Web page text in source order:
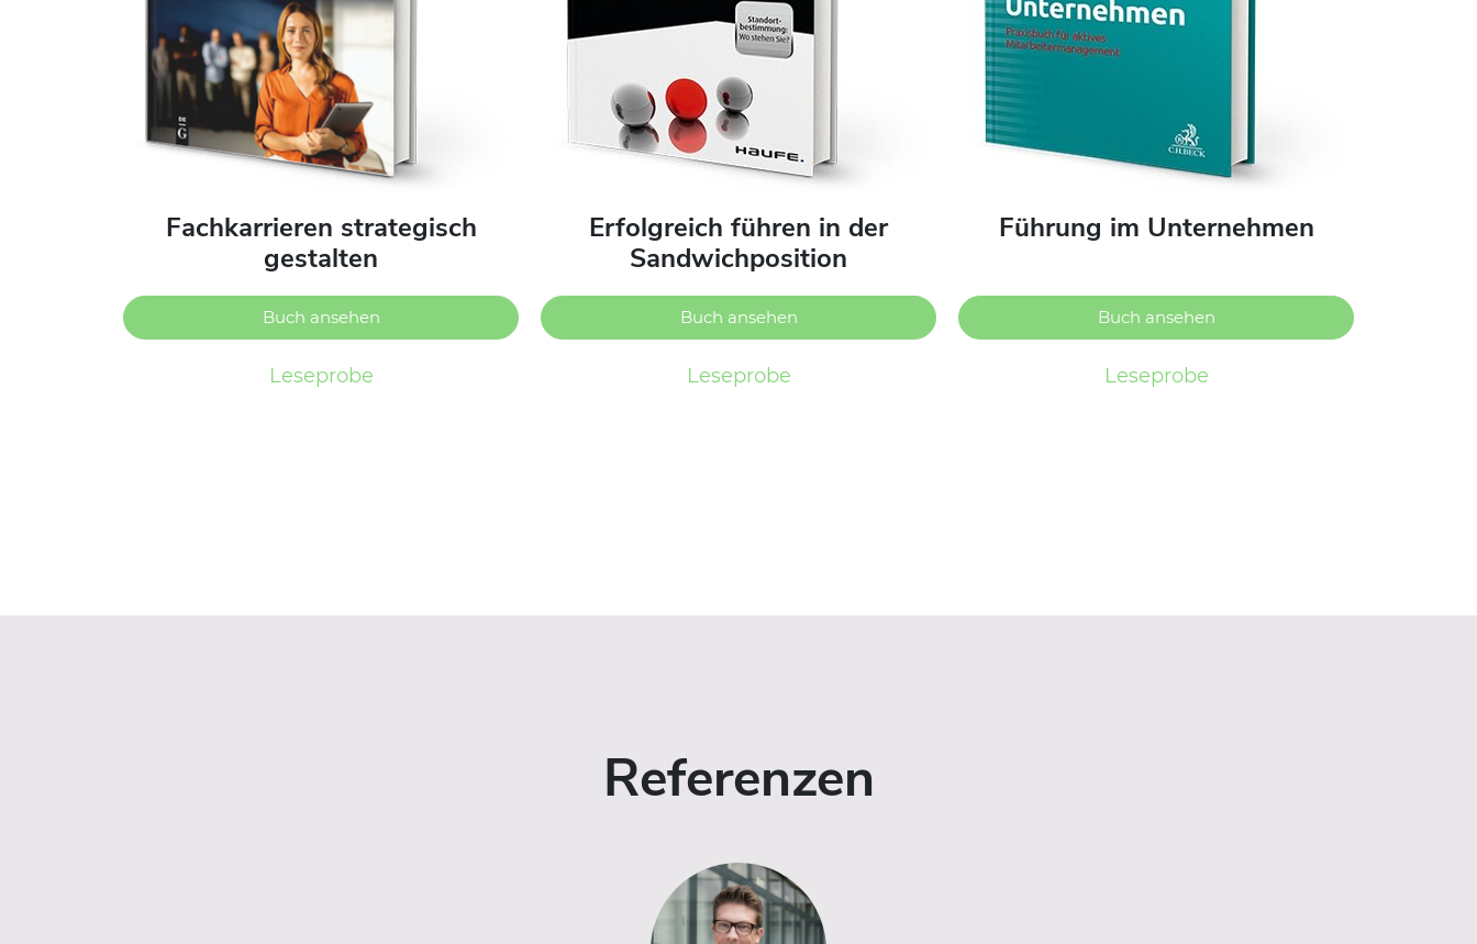
Fachkarrieren strategisch
gestalten
Buch ansehen
Leseprobe
Erfolgreich führen in der
Sandwichposition
Buch ansehen
Leseprobe
Führung im Unternehmen
Buch ansehen
Leseprobe
Referenzen